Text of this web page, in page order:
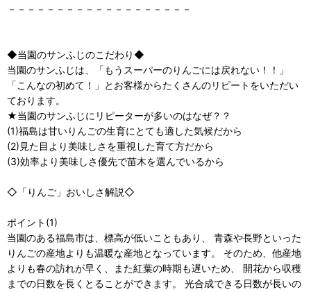
－－－－－－－－－－－－－－－－－－－
◆当園のサンふじのこだわり◆
当園のサンふじは、「もうスーパーのりんごには戻れない！！」
「こんなの初めて！」とお客様からたくさんのリピートをいただい
ております。
★当園のサンふじにリピーターが多いのはなぜ？？
(1)福島は甘いりんごの生育にとても適した気候だから
(2)見た目より美味しさを重視した育て方だから
(3)効率より美味しさ優先で苗木を選んでいるから
◇「りんご」おいしさ解説◇
ポイント(1)
当園のある福島市は、標高が低いこともあり、 青森や長野といった
りんごの産地よりも温暖な産地となっています。 そのため、他産地
よりも春の訪れが早く、また紅葉の時期も遅いため、 開花から収穫
までの日数を長くとることができます。 光合成できる日数が長いの